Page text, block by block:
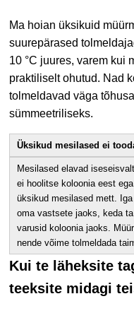
Ma hoian üksikuid
suurepärased
10 °C juures, varem kui
praktiliselt ohutud. Nad
tolmeldavad väga
sümmeetriliseks.
Üksikud mesilased ei
Mesilased elavad
ei hoolitse koloonia eest
üksikud mesilased mett.
oma vastsete jaoks, keda
varusid koloonia jaoks.
nende võime tolmeldada
Kui te läheksite
teeksite midagi